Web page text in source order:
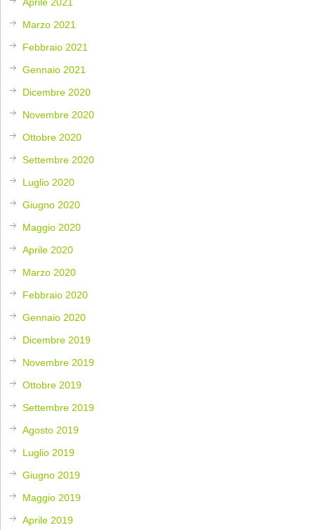
Aprile 2021
Marzo 2021
Febbraio 2021
Gennaio 2021
Dicembre 2020
Novembre 2020
Ottobre 2020
Settembre 2020
Luglio 2020
Giugno 2020
Maggio 2020
Aprile 2020
Marzo 2020
Febbraio 2020
Gennaio 2020
Dicembre 2019
Novembre 2019
Ottobre 2019
Settembre 2019
Agosto 2019
Luglio 2019
Giugno 2019
Maggio 2019
Aprile 2019